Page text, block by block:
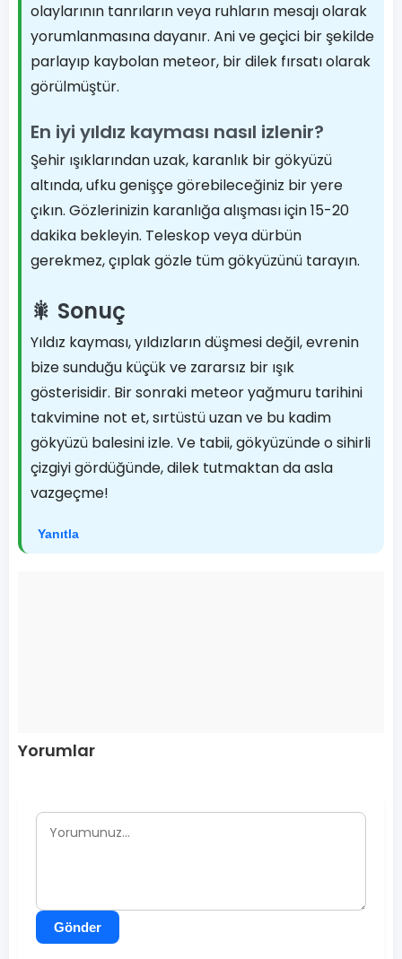
olaylarının tanrıların veya ruhların mesajı olarak
yorumlanmasına dayanır. Ani ve geçici bir şekilde
parlayıp kaybolan meteor, bir dilek fırsatı olarak
görülmüştür.
En iyi yıldız kayması nasıl izlenir?
Şehir ışıklarından uzak, karanlık bir gökyüzü
altında, ufku genişçe görebileceğiniz bir yere
çıkın. Gözlerinizin karanlığa alışması için 15-20
dakika bekleyin. Teleskop veya dürbün
gerekmez, çıplak gözle tüm gökyüzünü tarayın.
🎇 Sonuç
Yıldız kayması, yıldızların düşmesi değil, evrenin
bize sunduğu küçük ve zararsız bir ışık
gösterisidir. Bir sonraki meteor yağmuru tarihini
takvimine not et, sırtüstü uzan ve bu kadim
gökyüzü balesini izle. Ve tabii, gökyüzünde o sihirli
çizgiyi gördüğünde, dilek tutmaktan da asla
vazgeçme!
Yanıtla
Yorumlar
Gönder